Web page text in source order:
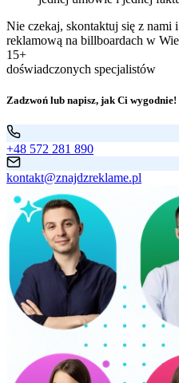
Nie czekaj, skontaktuj się z nami
reklamową na billboardach w
15+
doświadczonych specjalistów
Zadzwoń lub napisz, jak Ci wygodnie!
+48 572 281 890
kontakt@znajdzreklame.pl